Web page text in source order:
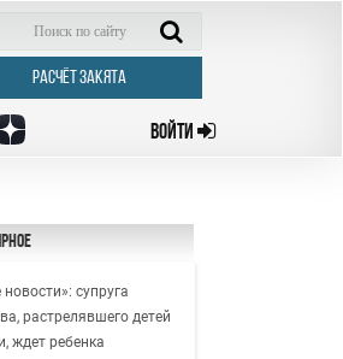
РАСЧЁТ ЗАКЯТА
ВОЙТИ
супруга
растрелявшего детей
ждет ребенка